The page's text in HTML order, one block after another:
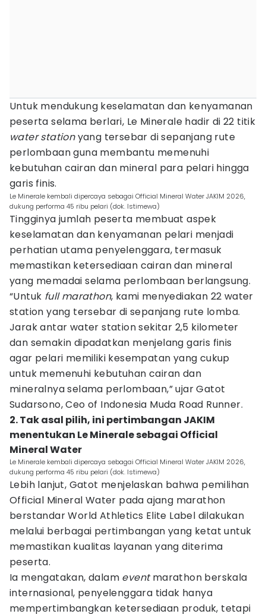
Untuk mendukung keselamatan dan kenyamanan
peserta selama berlari, Le Minerale hadir di 22 titik
water stationyang tersebar di sepanjang rute
perlombaan guna membantu memenuhi
kebutuhan cairan dan mineral para pelari hingga
garis finis.
Le Minerale kembali dipercaya sebagai Official Mineral Water JAKIM 2026,
dukung performa 45 ribu pelari (dok. Istimewa)
Tingginya jumlah peserta membuat aspek
keselamatan dan kenyamanan pelari menjadi
perhatian utama penyelenggara, termasuk
memastikan ketersediaan cairan dan mineral
yang memadai selama perlombaan berlangsung.
“Untuk full marathon, kami menyediakan 22 water
station yang tersebar di sepanjang rute lomba.
Jarak antar water station sekitar 2,5 kilometer
dan semakin dipadatkan menjelang garis finis
agar pelari memiliki kesempatan yang cukup
untuk memenuhi kebutuhan cairan dan
mineralnya selama perlombaan,” ujar Gatot
Sudarsono, Ceo of Indonesia Muda Road Runner.
2. Tak asal pilih, ini pertimbangan JAKIM
menentukan Le Minerale sebagai Official
Mineral Water
Le Minerale kembali dipercaya sebagai Official Mineral Water JAKIM 2026,
dukung performa 45 ribu pelari (dok. Istimewa)
Lebih lanjut, Gatot menjelaskan bahwa pemilihan
Official Mineral Water pada ajang marathon
berstandar World Athletics Elite Label dilakukan
melalui berbagai pertimbangan yang ketat untuk
memastikan kualitas layanan yang diterima
peserta.
Ia mengatakan, dalam eventmarathon berskala
internasional, penyelenggara tidak hanya
mempertimbangkan ketersediaan produk, tetapi